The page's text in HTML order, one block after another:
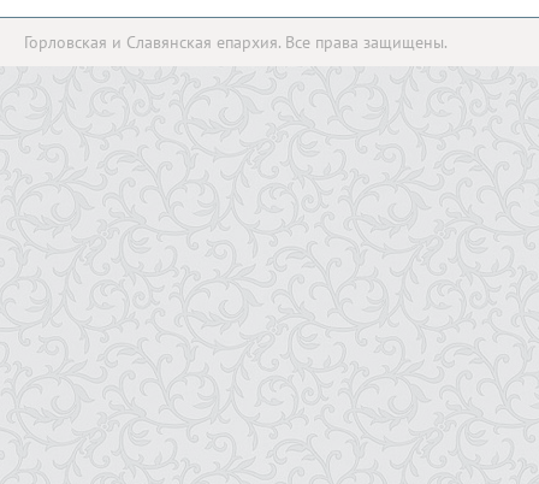
Горловская и Славянская епархия. Все права защищены.